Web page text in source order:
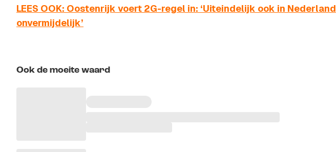
LEES OOK: Oostenrijk voert 2G-regel in: ‘Uiteindelijk ook in Nederland
onvermijdelijk’
Ook de moeite waard